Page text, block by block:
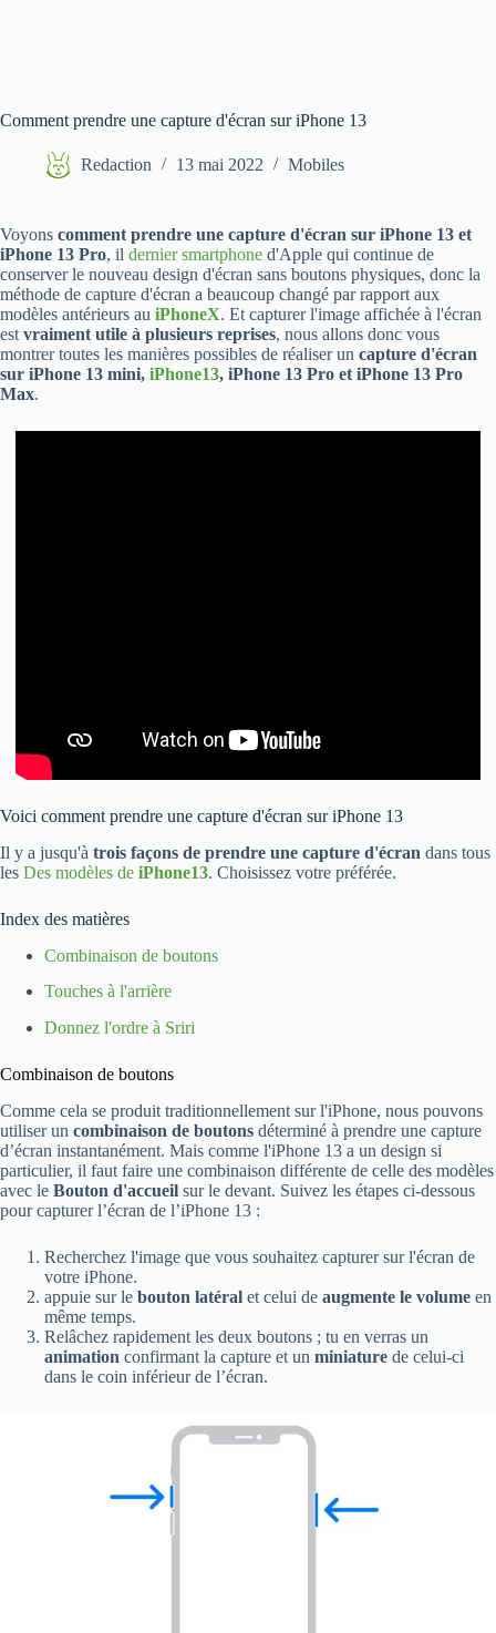
Comment prendre une capture d'écran sur iPhone 13
Redaction 13 mai 2022 Mobiles
Voyons comment prendre une capture d'écran sur iPhone 13 et
iPhone 13 Pro, il dernier smartphone d'Apple qui continue de
conserver le nouveau design d'écran sans boutons physiques, donc la
méthode de capture d'écran a beaucoup changé par rapport aux
modèles antérieurs au iPhoneX. Et capturer l'image affichée à l'écran
est vraiment utile à plusieurs reprises, nous allons donc vous
montrer toutes les manières possibles de réaliser un capture d'écran
sur iPhone 13 mini, iPhone13, iPhone 13 Pro et iPhone 13 Pro
Max.
Voici comment prendre une capture d'écran sur iPhone 13
Il y a jusqu'à trois façons de prendre une capture d'écran dans tous
les Des modèles de iPhone13. Choisissez votre préférée.
Index des matières
Combinaison de boutons
Touches à l'arrière
Donnez l'ordre à Sriri
Combinaison de boutons
Comme cela se produit traditionnellement sur l'iPhone, nous pouvons
utiliser un combinaison de boutons déterminé à prendre une capture
d’écran instantanément. Mais comme l'iPhone 13 a un design si
particulier, il faut faire une combinaison différente de celle des modèles
avec le Bouton d'accueil sur le devant. Suivez les étapes ci-dessous
pour capturer l’écran de l’iPhone 13 :
Recherchez l'image que vous souhaitez capturer sur l'écran de
votre iPhone.
appuie sur le bouton latéral et celui de augmente le volume en
même temps.
Relâchez rapidement les deux boutons ; tu en verras un
animation confirmant la capture et un miniature de celui-ci
dans le coin inférieur de l’écran.